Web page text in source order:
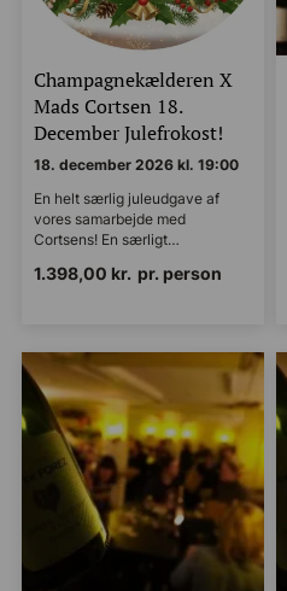
Champagnekælderen X
Mads Cortsen 18.
December Julefrokost!
18. december 2026 kl. 19:00
En helt særlig juleudgave af
vores samarbejde med
Cortsens! En særligt…
1.398,00 kr. pr. person